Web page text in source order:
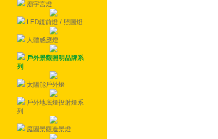
廟宇宮燈
LED鏡前燈 / 照圖燈
人體感應燈
戶外景觀照明品牌系
列
太陽能戶外燈
戶外地底燈投射燈系
列
庭園景觀造景燈